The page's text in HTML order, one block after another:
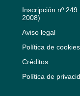
Inscripción nº
2008)
Aviso legal
Política de
Créditos
Política de